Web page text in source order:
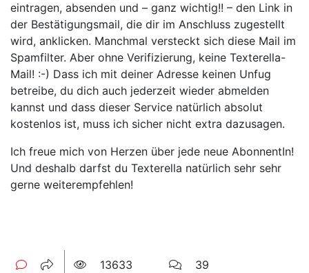
eintragen, absenden und – ganz wichtig!! – den Link in
der Bestätigungsmail, die dir im Anschluss zugestellt
wird, anklicken. Manchmal versteckt sich diese Mail im
Spamfilter. Aber ohne Verifizierung, keine Texterella-
Mail! :-) Dass ich mit deiner Adresse keinen Unfug
betreibe, du dich auch jederzeit wieder abmelden
kannst und dass dieser Service natürlich absolut
kostenlos ist, muss ich sicher nicht extra dazusagen.
Ich freue mich von Herzen über jede neue AbonnentIn!
Und deshalb darfst du Texterella natürlich sehr sehr
gerne weiterempfehlen!
13633 39